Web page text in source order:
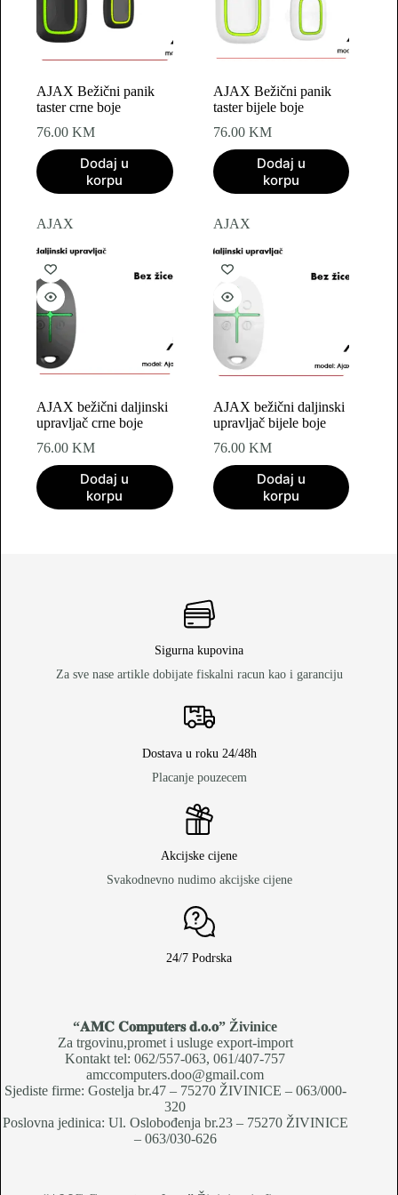
AJAX Bežični panik
taster crne boje
76.00 KM
Dodaj u
korpu
AJAX Bežični panik
taster bijele boje
76.00 KM
Dodaj u
korpu
AJAX
AJAX bežični daljinski
upravljač crne boje
76.00 KM
Dodaj u
korpu
AJAX
AJAX bežični daljinski
upravljač bijele boje
76.00 KM
Dodaj u
korpu
Sigurna kupovina
Za sve nase artikle dobijate fiskalni racun kao i garanciju
Dostava u roku 24/48h
Placanje pouzecem
Akcijske cijene
Svakodnevno nudimo akcijske cijene
24/7 Podrska
“𝐀𝐌𝐂 𝐂𝐨𝐦𝐩𝐮𝐭𝐞𝐫𝐬 𝐝.𝐨.𝐨” Živinice
Za trgovinu,promet i usluge export-import
Kontakt tel: 062/557-063, 061/407-757
amccomputers.doo@gmail.com
Sjediste firme: Gostelja br.47 – 75270 ŽIVINICE – 063/000-
320
Poslovna jedinica: Ul. Oslobođenja br.23 – 75270 ŽIVINICE
– 063/030-626